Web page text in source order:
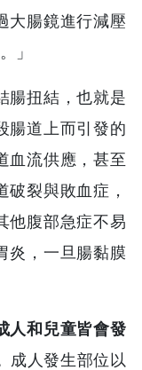
大腸鏡進行減壓
」
腸扭結，也就是
腸道上而引發的
血流供應，甚至
裂與敗血症，
他腹部急症不易
炎，一旦腸黏膜
人和兒童皆會發
成人發生部位以